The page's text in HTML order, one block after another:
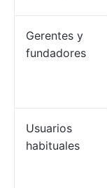
Gerentes y
fundadores
Usuarios
habituales